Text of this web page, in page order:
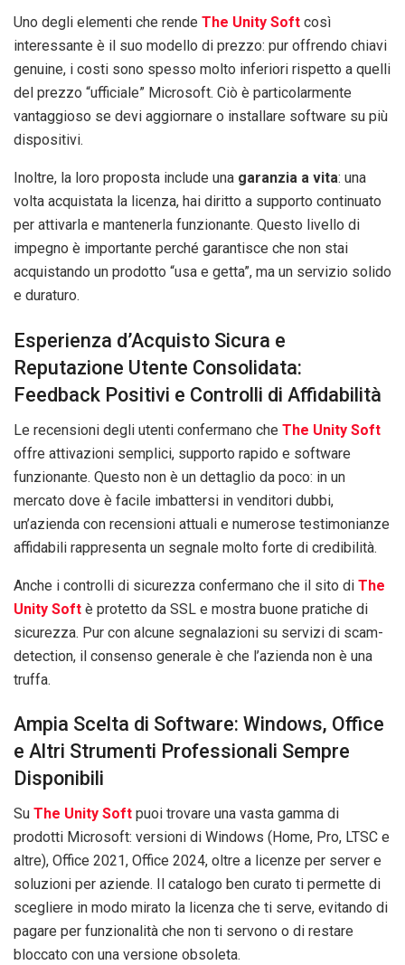
Uno degli elementi che rende The Unity Soft così
interessante è il suo modello di prezzo: pur offrendo chiavi
genuine, i costi sono spesso molto inferiori rispetto a quelli
del prezzo “ufficiale” Microsoft. Ciò è particolarmente
vantaggioso se devi aggiornare o installare software su più
dispositivi.
Inoltre, la loro proposta include una garanzia a vita: una
volta acquistata la licenza, hai diritto a supporto continuato
per attivarla e mantenerla funzionante. Questo livello di
impegno è importante perché garantisce che non stai
acquistando un prodotto “usa e getta”, ma un servizio solido
e duraturo.
Esperienza d’Acquisto Sicura e
Reputazione Utente Consolidata:
Feedback Positivi e Controlli di Affidabilità
Le recensioni degli utenti confermano che The Unity Soft
offre attivazioni semplici, supporto rapido e software
funzionante. Questo non è un dettaglio da poco: in un
mercato dove è facile imbattersi in venditori dubbi,
un’azienda con recensioni attuali e numerose testimonianze
affidabili rappresenta un segnale molto forte di credibilità.
Anche i controlli di sicurezza confermano che il sito di The
Unity Soft è protetto da SSL e mostra buone pratiche di
sicurezza. Pur con alcune segnalazioni su servizi di scam-
detection, il consenso generale è che l’azienda non è una
truffa.
Ampia Scelta di Software: Windows, Office
e Altri Strumenti Professionali Sempre
Disponibili
Su The Unity Soft puoi trovare una vasta gamma di
prodotti Microsoft: versioni di Windows (Home, Pro, LTSC e
altre), Office 2021, Office 2024, oltre a licenze per server e
soluzioni per aziende. Il catalogo ben curato ti permette di
scegliere in modo mirato la licenza che ti serve, evitando di
pagare per funzionalità che non ti servono o di restare
bloccato con una versione obsoleta.